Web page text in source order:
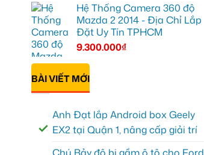
Hệ Thống Camera 360 độ
Mazda 2 2014 - Địa Chỉ Lắp
Đặt Uy Tín TPHCM
9.300.000₫
BÀI VIẾT MỚI
Anh Đạt lắp Android box Geely
EX2 tại Quận 1, nâng cấp giải trí